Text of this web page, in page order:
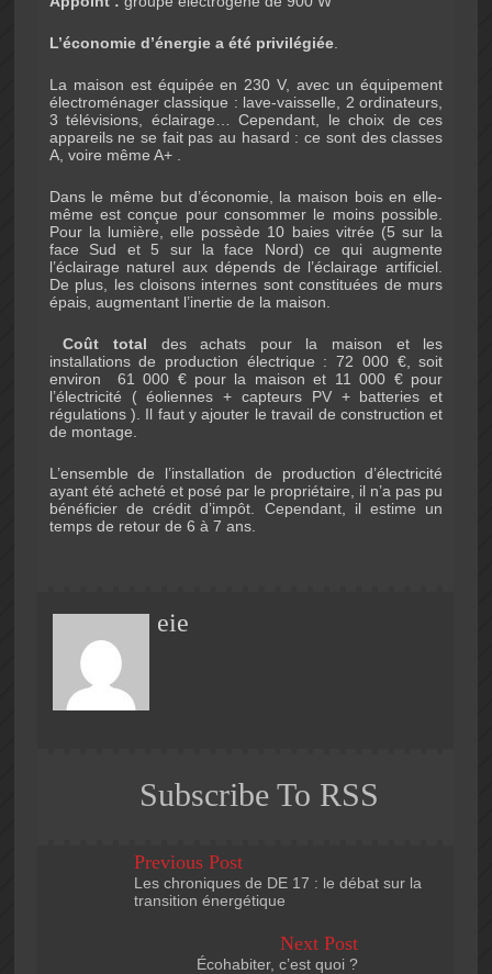
L’économie d’énergie a été privilégiée.
La maison est équipée en 230 V, avec un équipement
électroménager classique : lave-vaisselle, 2 ordinateurs,
3 télévisions, éclairage… Cependant, le choix de ces
appareils ne se fait pas au hasard : ce sont des classes
A, voire même A+ .
Dans le même but d’économie, la maison bois en elle-
même est conçue pour consommer le moins possible.
Pour la lumière, elle possède 10 baies vitrée (5 sur la
face Sud et 5 sur la face Nord) ce qui augmente
l’éclairage naturel aux dépends de l’éclairage artificiel.
De plus, les cloisons internes sont constituées de murs
épais, augmentant l’inertie de la maison.
Coût total des achats pour la maison et les
installations de production électrique : 72 000 €, soit
environ 61 000 € pour la maison et 11 000 € pour
l’électricité ( éoliennes + capteurs PV + batteries et
régulations ). Il faut y ajouter le travail de construction et
de montage.
L’ensemble de l’installation de production d’électricité
ayant été acheté et posé par le propriétaire, il n’a pas pu
bénéficier de crédit d’impôt. Cependant, il estime un
temps de retour de 6 à 7 ans.
eie
Subscribe To RSS
Previous Post
Les chroniques de DE 17 : le débat sur la
transition énergétique
Next Post
Écohabiter, c’est quoi ?